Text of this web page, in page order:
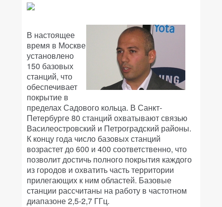
В настоящее
время в Москве
установлено
150 базовых
станций, что
обеспечивает
покрытие в
пределах Садового кольца. В Санкт-
Петербурге 80 станций охватывают связью
Василеостровский и Петроградский районы.
К концу года число базовых станций
возрастет до 600 и 400 соответственно, что
позволит достичь полного покрытия каждого
из городов и охватить часть территории
прилегающих к ним областей. Базовые
станции рассчитаны на работу в частотном
диапазоне 2,5-2,7 ГГц.